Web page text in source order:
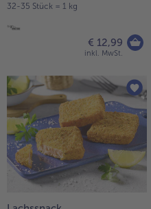
32-35 Stück = 1 kg
€ 12,99
inkl. MwSt.